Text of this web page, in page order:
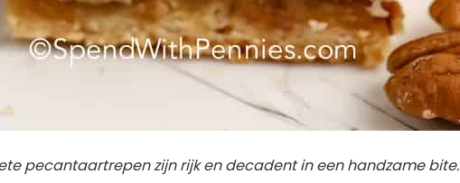
pecantaartrepen zijn rijk en decadent in een handzame bite.